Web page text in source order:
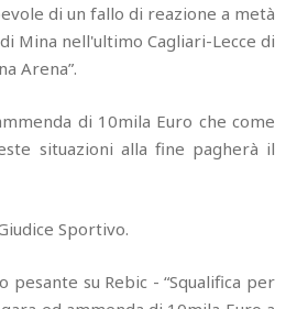
di un fallo di reazione a metà
Mina nell'ultimo Cagliari-Lecce di
Arena”.
di 10mila Euro che come
situazioni alla fine pagherà il
Sportivo.
pesante su Rebic - “Squalifica per